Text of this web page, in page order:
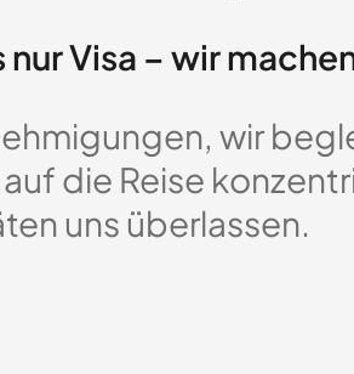
nur Visa – wir
wir
die Reise
uns überlassen.